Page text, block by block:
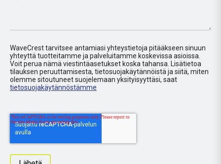
WaveCrest tarvitsee antamiasi yhteystietoja pitääkseen sinuun
yhteyttä tuotteitamme ja palveluitamme koskevissa asioissa.
Voit perua nämä viestintäasetukset koska tahansa. Lisätietoa
tilauksen peruuttamisesta, tietosuojakäytännöistä ja siitä, miten
olemme sitoutuneet suojelemaan yksityisyyttäsi, saat
tietosuojakäytännöstämme